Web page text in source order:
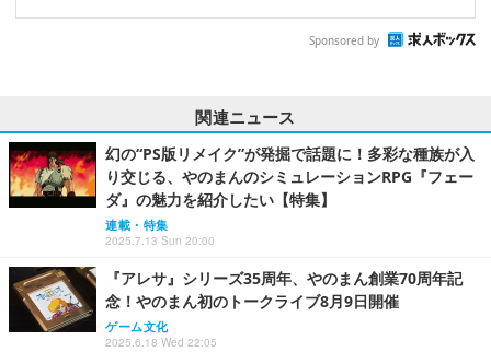
Sponsored by
関連ニュース
幻の“PS版リメイク”が発掘で話題に！多彩な種族が入
り交じる、やのまんのシミュレーションRPG『フェー
ダ』の魅力を紹介したい【特集】
連載・特集
2025.7.13 Sun 20:00
『アレサ』シリーズ35周年、やのまん創業70周年記
念！やのまん初のトークライブ8月9日開催
ゲーム文化
2025.6.18 Wed 22:05